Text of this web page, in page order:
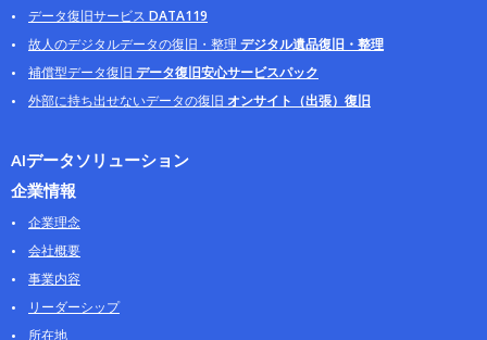
データ復旧サービス DATA119
故人のデジタルデータの復旧・整理 デジタル遺品復旧・整理
補償型データ復旧 データ復旧安心サービスパック
外部に持ち出せないデータの復旧 オンサイト（出張）復旧
AIデータソリューション
企業情報
企業理念
会社概要
事業内容
リーダーシップ
所在地